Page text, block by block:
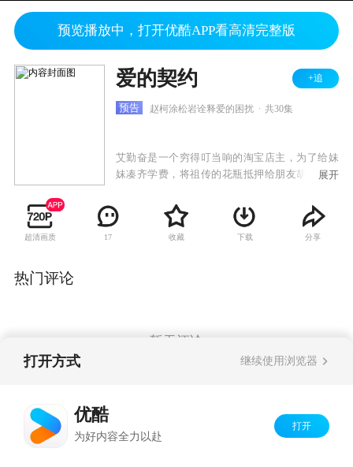
预览播放中，打开优酷APP看高清完整版
爱的契约 +追
预告 赵柯涂松岩诠释爱的困扰 共30集
艾勤奋是一个穷得叮当响的淘宝店主，为了给妹
妹凑齐学费，将祖传的花瓶抵押给朋友胡光子，
钱霏霏撞成了重伤。钱霏霏是4S店的销售经理、
女强人，未婚夫周展名借她的钱炒股，令本来就
因筹备婚礼而拮据不堪的钱霏霏捉襟见肘。幸好
展开
超清画质 17 收藏 下载 分享
热门评论
暂无评论
打开方式 继续使用浏览器
优酷
为好内容全力以赴
打开